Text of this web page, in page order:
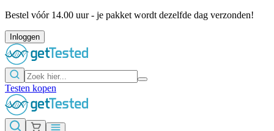
Bestel vóór 14.00 uur - je pakket wordt dezelfde dag verzonden!
Inloggen
Testen kopen